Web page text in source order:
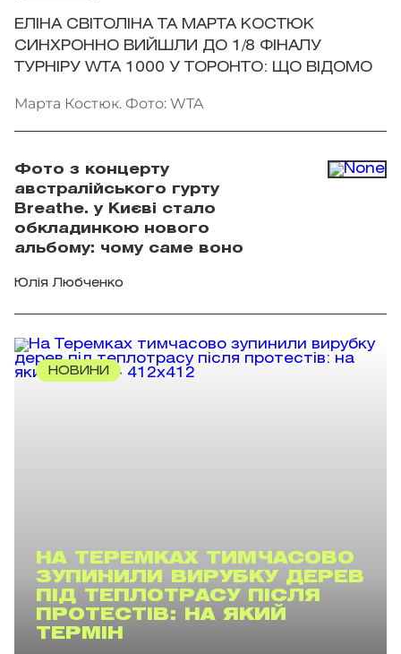
ЕЛІНА СВІТОЛІНА ТА МАРТА КОСТЮК
СИНХРОННО ВИЙШЛИ ДО 1/8 ФІНАЛУ
ТУРНІРУ WTA 1000 У ТОРОНТО: ЩО ВІДОМО
Марта Костюк. Фото: WTA
Фото з концерту
австралійського гурту
Breathe. у Києві стало
обкладинкою нового
альбому: чому саме воно
Юлія Любченко
НОВИНИ
НА ТЕРЕМКАХ ТИМЧАСОВО
ЗУПИНИЛИ ВИРУБКУ ДЕРЕВ
ПІД ТЕПЛОТРАСУ ПІСЛЯ
ПРОТЕСТІВ: НА ЯКИЙ
ТЕРМІН